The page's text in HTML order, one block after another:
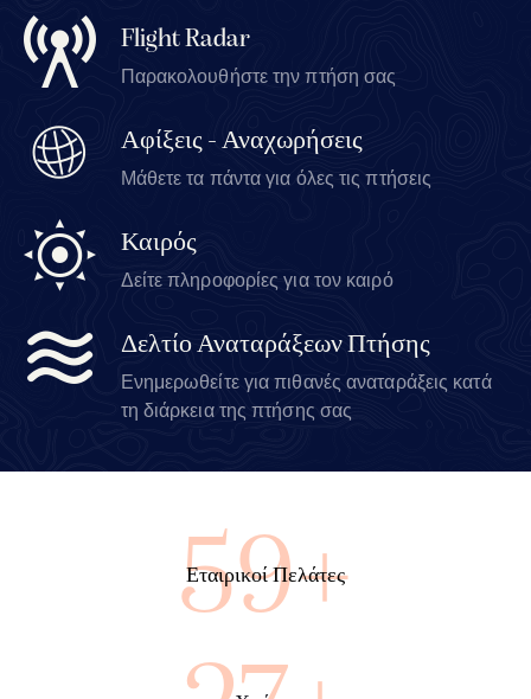
Flight Radar
Παρακολουθήστε την πτήση σας
Αφίξεις - Αναχωρήσεις
Μάθετε τα πάντα για όλες τις πτήσεις
Καιρός
Δείτε πληροφορίες για τον καιρό
Δελτίο Αναταράξεων Πτήσης
Ενημερωθείτε για πιθανές αναταράξεις κατά
τη διάρκεια της πτήσης σας
97+
Εταιρικοί Πελάτες